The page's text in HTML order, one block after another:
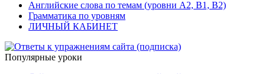
Английские слова по темам (уровни A2, B1, B2)
Грамматика по уровням
ЛИЧНЫЙ КАБИНЕТ
Популярные уроки